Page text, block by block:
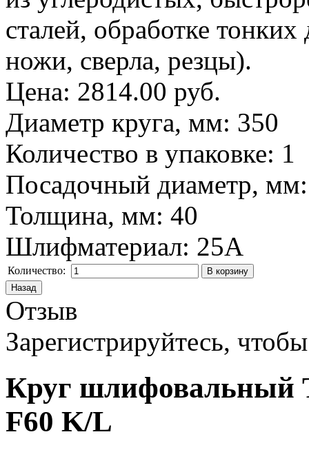
сталей, обработке
ножи, сверла, резцы).
Цена: 2814.00 руб.
Диаметр круга, мм: 350
Количество в упаковке: 1
Посадочный диаметр, мм
Толщина, мм: 40
Шлифматериал: 25A
Количество:
Отзыв
Зарегистрируйтесь,
Круг шлифовальный
F60 K/L